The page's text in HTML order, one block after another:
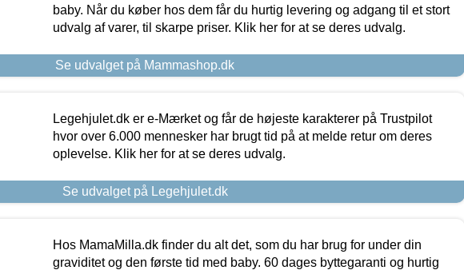
baby. Når du køber hos dem får du hurtig levering og adgang til et stort
udvalg af varer, til skarpe priser. Klik her for at se deres udvalg.
Se udvalget på Mammashop.dk
Legehjulet.dk er e-Mærket og får de højeste karakterer på Trustpilot
hvor over 6.000 mennesker har brugt tid på at melde retur om deres
oplevelse. Klik her for at se deres udvalg.
Se udvalget på Legehjulet.dk
Hos MamaMilla.dk finder du alt det, som du har brug for under din
graviditet og den første tid med baby. 60 dages byttegaranti og hurtig